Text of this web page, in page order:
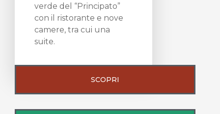
verde del “Principato”
con il ristorante e nove
camere, tra cui una
suite.
SCOPRI